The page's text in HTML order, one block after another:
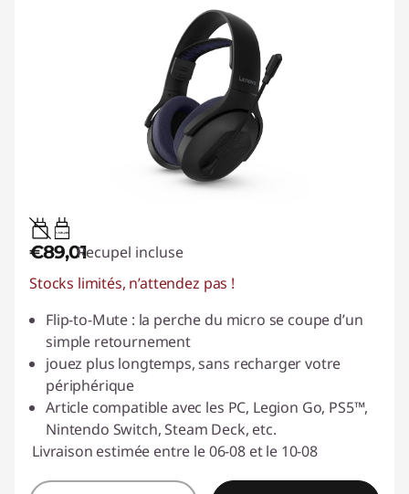
1.5W-2W
€89,01Recupel incluse
Stocks limités, n’attendez pas !
Flip-to-Mute : la perche du micro se coupe d’un
simple retournement
jouez plus longtemps, sans recharger votre
périphérique
Article compatible avec les PC, Legion Go, PS5™,
Nintendo Switch, Steam Deck, etc.
Livraison estimée entre le 06-08 et le 10-08